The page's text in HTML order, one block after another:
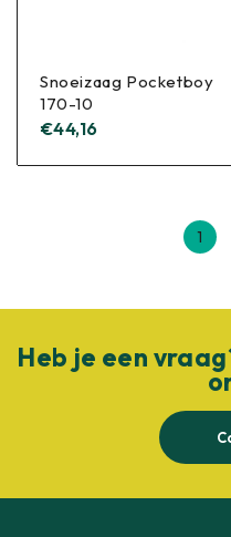
Snoeizaag Pocketboy
170-10
€44,16
1
Heb je een